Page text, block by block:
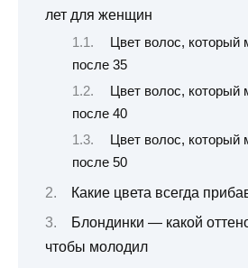
лет для женщин
Цвет волос, который
после 35
Цвет волос,
после 40
Цвет волос,
после 50
Какие цвета всегда
Блондинки — какой
чтобы молодил